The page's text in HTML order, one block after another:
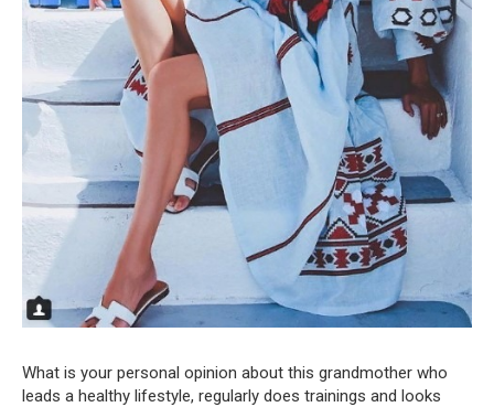
What is your personal opinion about this grandmother who
leads a healthy lifestyle, regularly does trainings and looks